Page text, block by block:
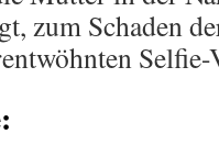
zum Schaden
Selfie-